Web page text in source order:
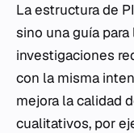
La estructura de
sino una guía
investigaciones
con la misma
mejora la calidad
cualitativos, por